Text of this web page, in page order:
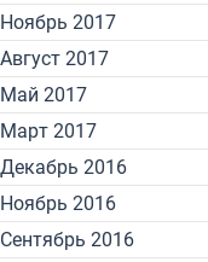
Ноябрь 2017
Август 2017
Май 2017
Март 2017
Декабрь 2016
Ноябрь 2016
Сентябрь 2016